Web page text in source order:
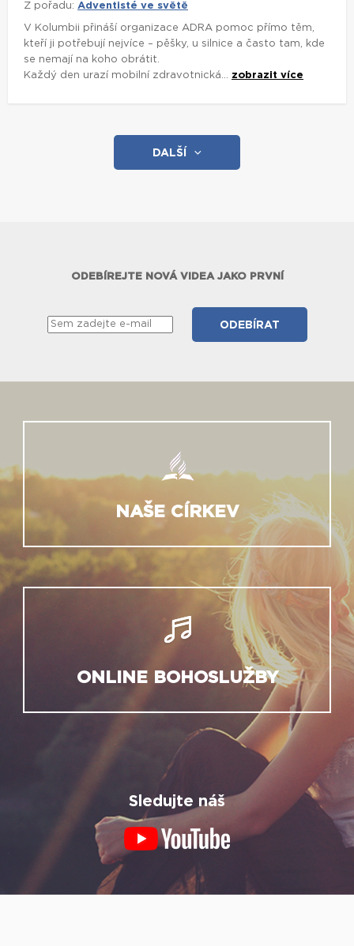
Z pořadu: Adventisté ve světě
V Kolumbii přináší organizace ADRA pomoc přímo těm,
kteří ji potřebují nejvíce – pěšky, u silnice a často tam, kde
se nemají na koho obrátit.
Každý den urazí mobilní zdravotnická... zobrazit více
DALŠÍ
ODEBÍREJTE NOVÁ VIDEA JAKO PRVNÍ
NAŠE CÍRKEV
ONLINE BOHOSLUŽBY
Sledujte náš